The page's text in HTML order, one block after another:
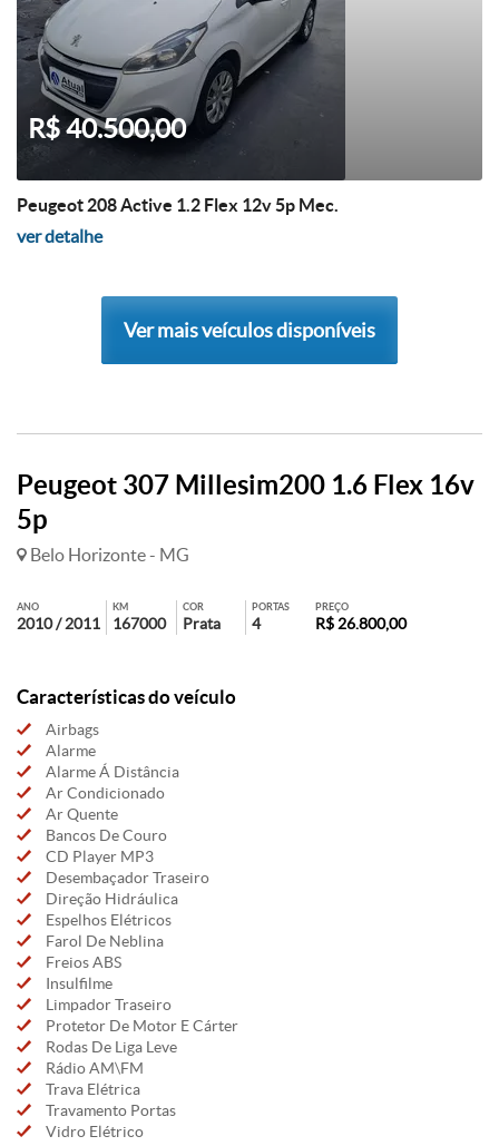
R$ 40.500,00
Peugeot 208 Active 1.2 Flex 12v 5p Mec.
ver detalhe
Ver mais veículos disponíveis
Peugeot 307 Millesim200 1.6 Flex 16v
5p
Belo Horizonte - MG
ANO
2010 / 2011
KM
167000
COR
Prata
PORTAS
4
PREÇO
R$ 26.800,00
Características do veículo
Airbags
Alarme
Alarme Á Distância
Ar Condicionado
Ar Quente
Bancos De Couro
CD Player MP3
Desembaçador Traseiro
Direção Hidráulica
Espelhos Elétricos
Farol De Neblina
Freios ABS
Insulfilme
Limpador Traseiro
Protetor De Motor E Cárter
Rodas De Liga Leve
Rádio AM\FM
Trava Elétrica
Travamento Portas
Vidro Elétrico